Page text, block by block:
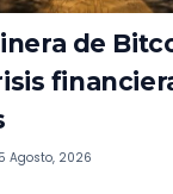
de
5 Agosto, 2026